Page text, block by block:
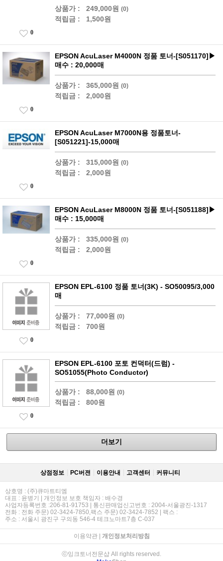
상품가 : 249,000원 (0)
적립금 : 1,500원
0
EPSON AcuLaser M4000N 정품 토너-[S051170]▶
매수 : 20,000매
상품가 : 365,000원 (0)
적립금 : 2,000원
0
EPSON AcuLaser M7000N용 정품토너-
[S051221]-15,000매
상품가 : 315,000원 (0)
적립금 : 2,000원
0
EPSON AcuLaser M8000N 정품 토너-[S051188]▶
매수 : 15,000매
상품가 : 335,000원 (0)
적립금 : 2,000원
0
EPSON EPL-6100 정품 토너(3K) - SO50095/3,000
매
상품가 : 77,000원 (0)
적립금 : 700원
0
EPSON EPL-6100 포토 컨덕터(드럼) -
SO51055(Photo Conductor)
상품가 : 88,000원 (0)
적립금 : 800원
0
더보기
상점정보 PC버젼 이용안내 고객센터 커뮤니티
상호명 : (주)큐마트티엠
대표 : 윤병기 | 개인정보 보호 책임자 : 배수경
사업자등록번호 :206-81-91753 | 통신판매업신고번호 : 2004-서울광진-1317
전화 : 전화 주문) 02-3424-7850,팩스 주문) 02-3424-7852 | 팩스 :
주소 : 서울시 광진구 구의동 546-4 테크노마트7층 C-037
이용약관| 개인정보처리방침
ⓒ잉크토너전문샵 All rights reserved.